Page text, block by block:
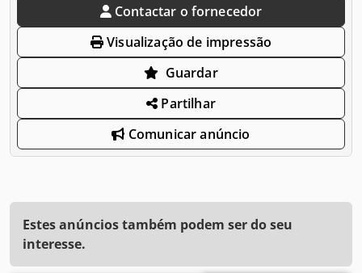
Contactar o fornecedor
Visualização de impressão
Guardar
Partilhar
Comunicar anúncio
Estes anúncios também podem ser do seu
interesse.